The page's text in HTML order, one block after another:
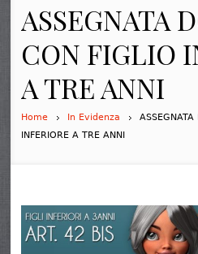
ASSEGNATA
CON FIGLIO
A TRE ANNI
Home In Evidenza
ASSEGNATA
INFERIORE A TRE ANNI